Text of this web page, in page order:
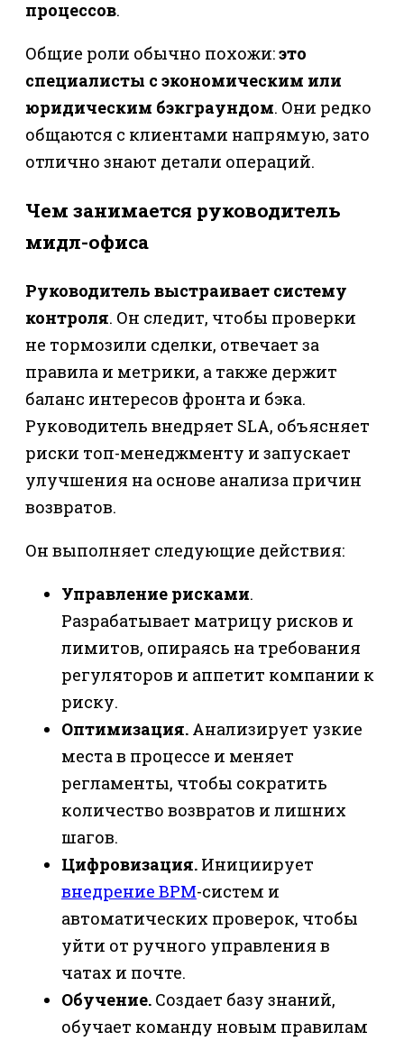
процессов.
Общие роли обычно похожи:это
специалисты с экономическим или
юридическим бэкграундом. Они редко
общаются с клиентами напрямую, зато
отлично знают детали операций.
Чем занимается руководитель
мидл-офиса
Руководитель выстраивает систему
контроля. Он следит, чтобы проверки
не тормозили сделки, отвечает за
правила и метрики, а также держит
баланс интересов фронта и бэка.
Руководитель внедряет SLA, объясняет
риски топ-менеджменту и запускает
улучшения на основе анализа причин
возвратов.
Он выполняет следующие действия:
Управление рисками.
Разрабатывает матрицу рисков и
лимитов, опираясь на требования
регуляторов и аппетит компании к
риску.
Оптимизация. Анализирует узкие
места в процессе и меняет
регламенты, чтобы сократить
количество возвратов и лишних
шагов.
Цифровизация. Инициирует
внедрение BPM-систем и
автоматических проверок, чтобы
уйти от ручного управления в
чатах и почте.
Обучение. Создает базу знаний,
обучает команду новым правилам